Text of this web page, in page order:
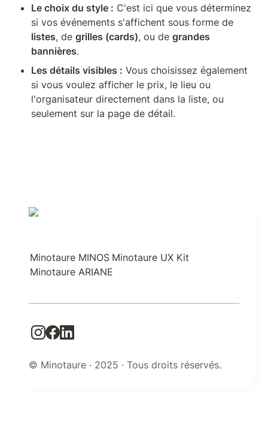
Le choix du style : C'est ici que vous déterminez
listes, de grilles (cards), ou de grandes
bannières.
Les détails visibles : Vous choisissez également
si vous voulez afficher le prix, le lieu ou
l'organisateur directement dans la liste, ou
seulement sur la page de détail.
Minotaure MINOS Minotaure UX Kit
Minotaure ARIANE
© Minotaure · 2025 · Tous droits réservés.